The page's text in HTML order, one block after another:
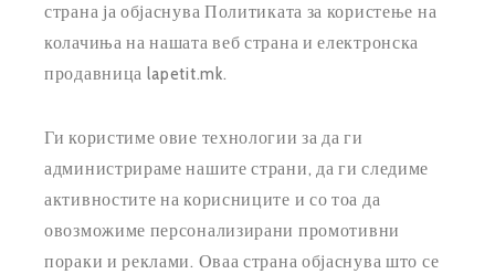
страна ја објаснува Политиката за користење на
колачиња на нашата веб страна и електронска
продавница lapetit.mk.
Ги користиме овие технологии за да ги
администрираме нашите страни, да ги следиме
активностите на корисниците и со тоа да
овозможиме персонализирани промотивни
пораки и реклами. Оваа страна објаснува што се